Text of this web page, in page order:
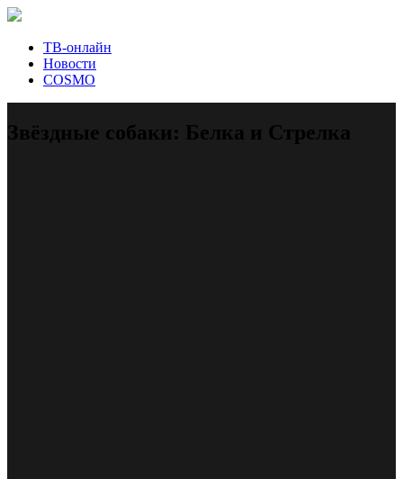
ТВ-онлайн
Новости
COSMO
Звёздные собаки: Белка и Стрелка